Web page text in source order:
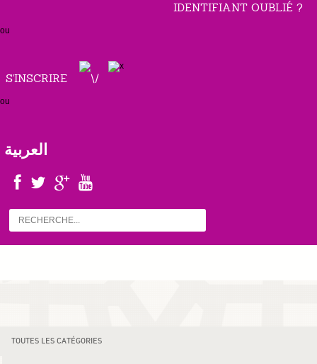
IDENTIFIANT OUBLIÉ ?
ou
S'INSCRIRE
ou
العربية
TOUTES LES CATÉGORIES